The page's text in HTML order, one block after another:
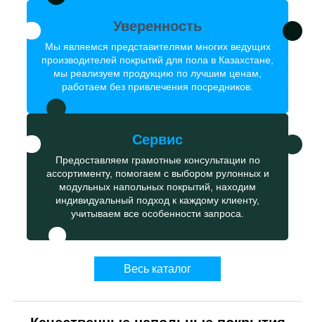
Уверенность
Мы являемся представителями многих ведущих
производителей покрытий для пола в Казахстане,
мы реализуем продукцию по лучшим ценам,
работаем без привлечения посредников.
Сервис
Предоставляем грамотные консультации по
ассортименту, помогаем с выбором рулонных и
модульных напольных покрытий, находим
индивидуальный подход к каждому клиенту,
учитываем все особенности запроса.
Весь каталог